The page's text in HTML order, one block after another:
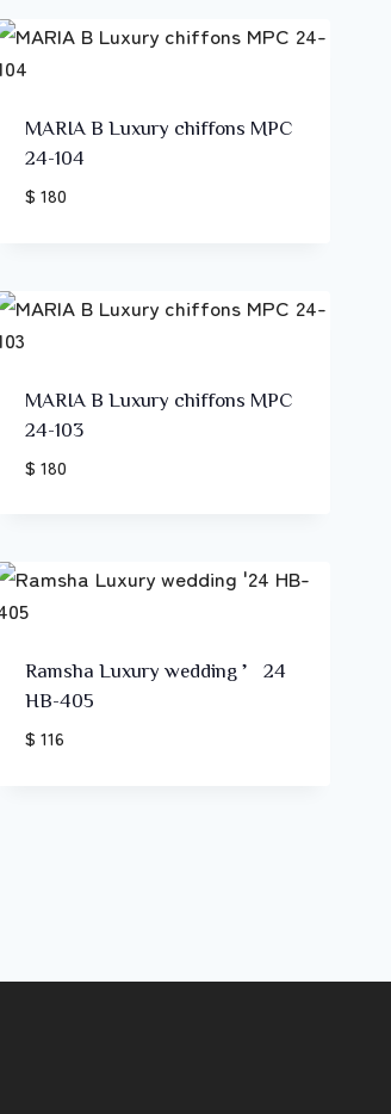
MARIA B Luxury chiffons MPC
24-104
$ 180
MARIA B Luxury chiffons MPC
24-103
$ 180
Ramsha Luxury wedding ’24
HB-405
$ 116